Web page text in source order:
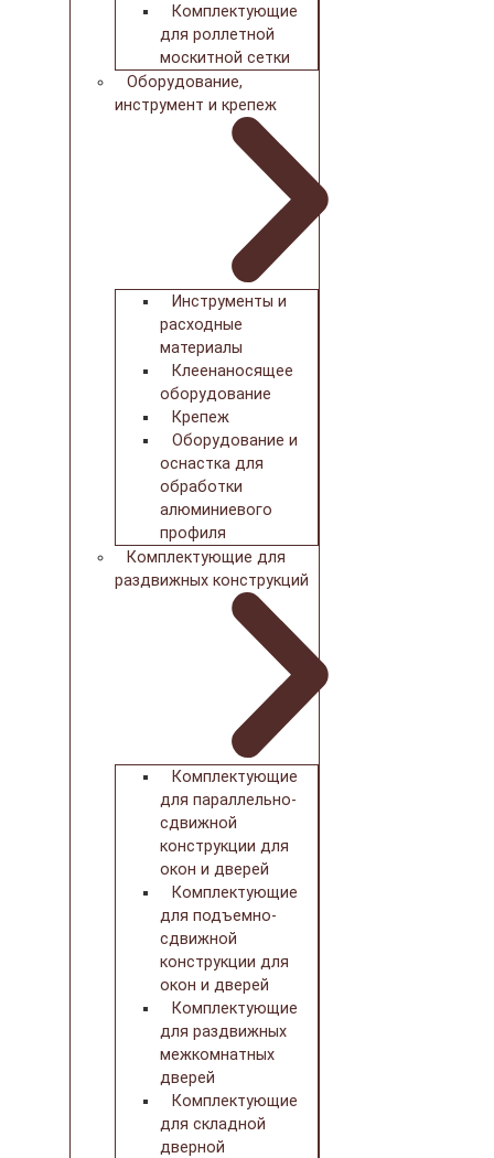
Комплектующие
для роллетной
москитной сетки
Оборудование,
инструмент и крепеж
Инструменты и
расходные
материалы
Клеенаносящее
оборудование
Крепеж
Оборудование и
оснастка для
обработки
алюминиевого
профиля
Комплектующие для
раздвижных конструкций
Комплектующие
для параллельно-
сдвижной
конструкции для
окон и дверей
Комплектующие
для подъемно-
сдвижной
конструкции для
окон и дверей
Комплектующие
для раздвижных
межкомнатных
дверей
Комплектующие
для складной
дверной